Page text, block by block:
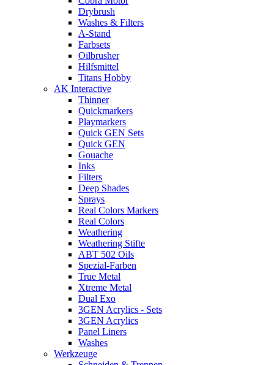
Drybrush
Washes & Filters
A-Stand
Farbsets
Oilbrusher
Hilfsmittel
Titans Hobby
AK Interactive
Thinner
Quickmarkers
Playmarkers
Quick GEN Sets
Quick GEN
Gouache
Inks
Filters
Deep Shades
Sprays
Real Colors Markers
Real Colors
Weathering
Weathering Stifte
ABT 502 Oils
Spezial-Farben
True Metal
Xtreme Metal
Dual Exo
3GEN Acrylics - Sets
3GEN Acrylics
Panel Liners
Washes
Werkzeuge